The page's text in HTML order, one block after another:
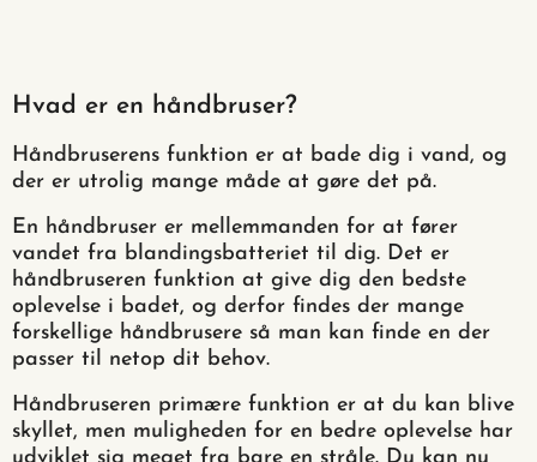
Hvad er en håndbruser?
Håndbruserens funktion er at bade dig i vand, og
der er utrolig mange måde at gøre det på.
En håndbruser er mellemmanden for at fører
vandet fra blandingsbatteriet til dig. Det er
håndbruseren funktion at give dig den bedste
oplevelse i badet, og derfor findes der mange
forskellige håndbrusere så man kan finde en der
passer til netop dit behov.
Håndbruseren primære funktion er at du kan blive
skyllet, men muligheden for en bedre oplevelse har